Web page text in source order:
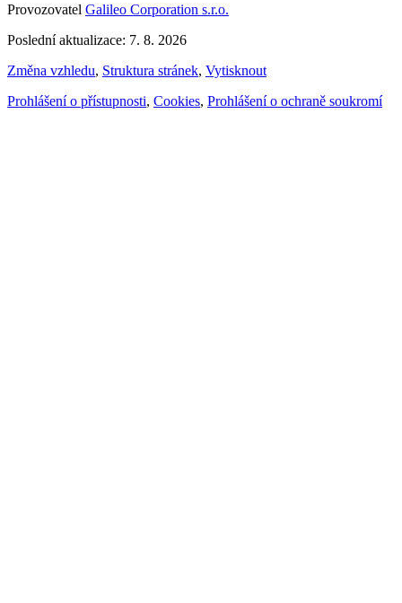
Provozovatel Galileo Corporation s.r.o.
Poslední aktualizace: 7. 8. 2026
Změna vzhledu, Struktura stránek, Vytisknout
Prohlášení o přístupnosti, Cookies, Prohlášení o ochraně soukromí